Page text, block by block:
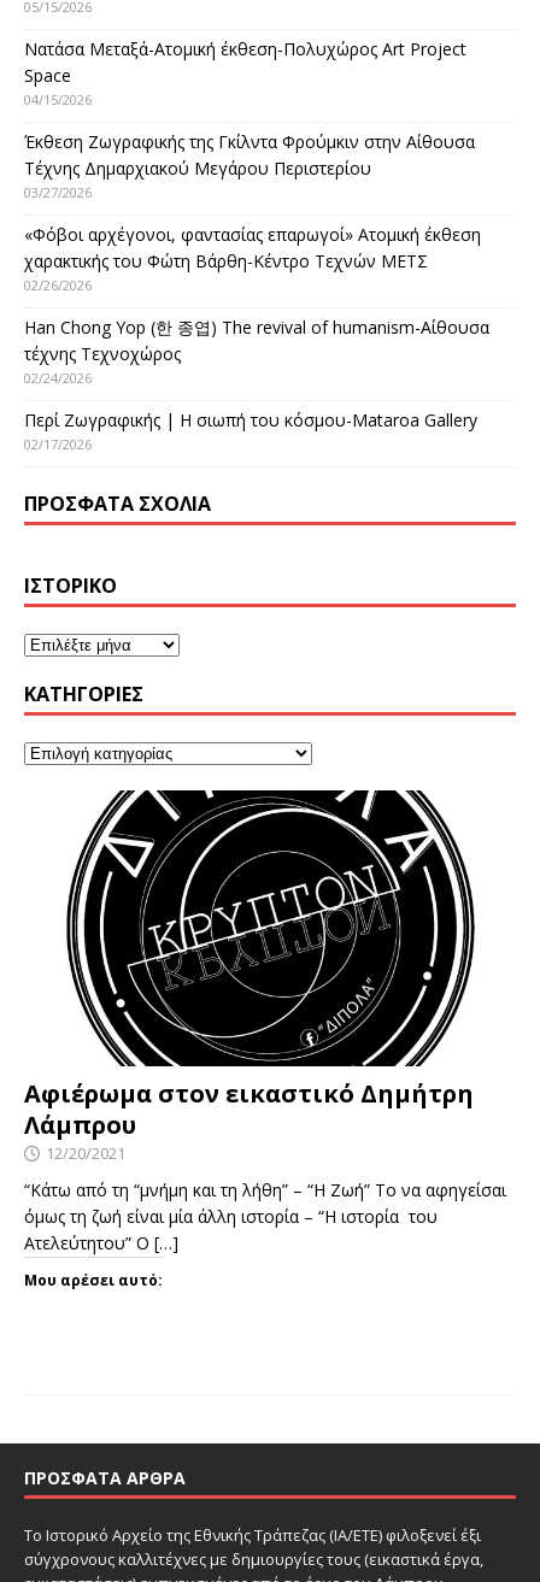
05/15/2026
Νατάσα Μεταξά-Ατομική έκθεση-Πολυχώρος Art Project
Space
04/15/2026
Έκθεση Ζωγραφικής της Γκίλντα Φρούμκιν στην Αίθουσα
Τέχνης Δημαρχιακού Μεγάρου Περιστερίου
03/27/2026
«Φόβοι αρχέγονοι, φαντασίας επαρωγοί» Ατομική έκθεση
χαρακτικής του Φώτη Βάρθη-Κέντρο Τεχνών ΜΕΤΣ
02/26/2026
Han Chong Yop (한 종엽) The revival of humanism-Αίθουσα
τέχνης Τεχνοχώρος
02/24/2026
Περί Ζωγραφικής | Η σιωπή του κόσμου-Mataroa Gallery
02/17/2026
ΠΡΌΣΦΑΤΑ ΣΧΌΛΙΑ
ΙΣΤΟΡΙΚΌ
KΑΤΗΓΟΡΊΕΣ
Αφιέρωμα στον εικαστικό Δημήτρη
Λάμπρου
12/20/2021
“Κάτω από τη “μνήμη και τη λήθη” – “Η Ζωή” Το να αφηγείσαι
όμως τη ζωή είναι μία άλλη ιστορία – “Η ιστορία του
Ατελεύτητου” Ο […]
Μου αρέσει αυτό:
ΠΡΌΣΦΑΤΑ ΆΡΘΡΑ
Το Ιστορικό Αρχείο της Εθνικής Τράπεζας (ΙΑ/ΕΤΕ) φιλοξενεί έξι
σύγχρονους καλλιτέχνες με δημιουργίες τους (εικαστικά έργα,